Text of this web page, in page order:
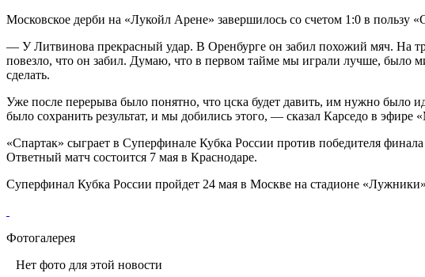
Московское дерби на «Лукойл Арене» завершилось со счетом 1:0 в пользу
— У Литвинова прекрасный удар. В Оренбурге он забил похожий мяч. На
повезло, что он забил. Думаю, что в первом тайме мы играли лучше, было
сделать.
Уже после перерыва было понятно, что цска будет давить, им нужно
было сохранить результат, и мы добились этого, — сказал Карседо в эфире
«Спартак» сыграет в Суперфинале Кубка России против победителя
Ответный матч состоится 7 мая в Краснодаре.
Суперфинал Кубка России пройдет 24 мая в Москве на стадионе
Фотогалерея
Нет фото для этой новости